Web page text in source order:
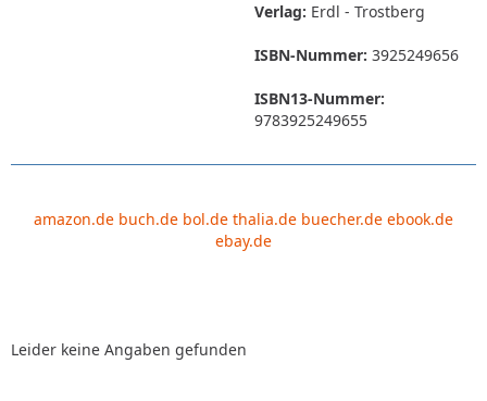
Verlag: Erdl - Trostberg
ISBN-Nummer: 3925249656
ISBN13-Nummer:
9783925249655
amazon.de buch.de bol.de thalia.de buecher.de ebook.de
ebay.de
Leider keine Angaben gefunden